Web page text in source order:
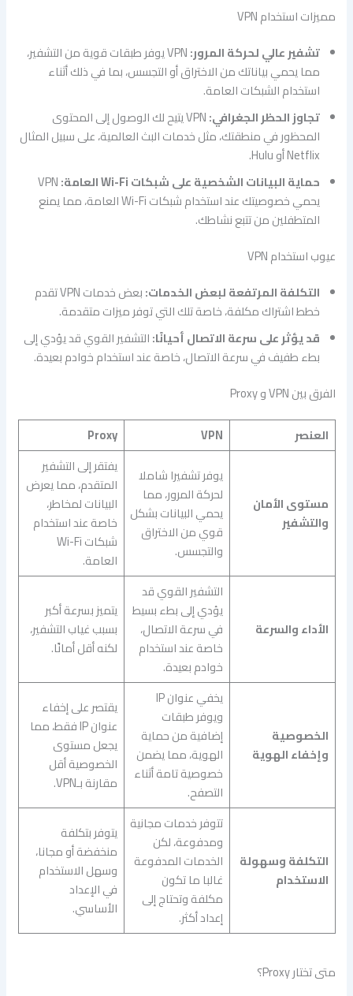
مميزات استخدام VPN
تشفير عالي لحركة المرور:
VPN يوفر طبقات قوية من التشفير،
مما يحمي بياناتك من الاختراق أو التجسس، بما في ذلك أثناء
استخدام الشبكات العامة.
تجاوز الحظر الجغرافي:
VPN يتيح لك الوصول إلى المحتوى
المحظور في منطقتك، مثل خدمات البث العالمية، على سبيل المثال
Netflix أو Hulu.
حماية البيانات الشخصية على شبكات Wi-Fi العامة:
VPN
يحمي خصوصيتك عند استخدام شبكات Wi-Fi العامة، مما يمنع
المتطفلين من تتبع نشاطك.
عيوب استخدام VPN
التكلفة المرتفعة لبعض الخدمات:
بعض خدمات VPN تقدم
خطط اشتراك مكلفة، خاصة تلك التي توفر ميزات متقدمة.
قد يؤثر على سرعة الاتصال أحيانًا:التشفير القوي قد يؤدي إلى
بطء طفيف في سرعة الاتصال، خاصة عند استخدام خوادم بعيدة.
الفرق بين VPN و Proxy
العنصر
VPN
Proxy
مستوى الأمان
والتشفير
يوفر تشفيرا شاملا
لحركة المرور، مما
يحمي البيانات بشكل
قوي من الاختراق
والتجسس.
يفتقر إلى التشفير
المتقدم، مما يعرض
البيانات لمخاطر،
خاصة عند استخدام
شبكات Wi-Fi
العامة.
الأداء والسرعة
التشفير القوي قد
يؤدي إلى بطء بسيط
في سرعة الاتصال،
خاصة عند استخدام
خوادم بعيدة.
يتميز بسرعة أكبر
بسبب غياب التشفير،
لكنه أقل أمانًا.
الخصوصية
وإخفاء الهوية
يخفي عنوان IP
ويوفر طبقات
إضافية من حماية
الهوية، مما يضمن
خصوصية تامة أثناء
التصفح.
يقتصر على إخفاء
عنوان IP فقط، مما
يجعل مستوى
الخصوصية أقل
مقارنة بـVPN.
التكلفة وسهولة
الاستخدام
تتوفر خدمات مجانية
ومدفوعة، لكن
الخدمات المدفوعة
غالبا ما تكون
مكلفة وتحتاج إلى
إعداد أكثر.
يتوفر بتكلفة
منخفضة أو مجانا،
وسهل الاستخدام
في الإعداد
الأساسي.
متى تختار Proxy؟